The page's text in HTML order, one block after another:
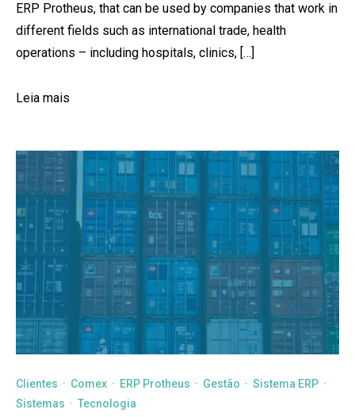
ERP Protheus, that can be used by companies that work in
different fields such as international trade, health
operations – including hospitals, clinics, […]
Leia mais
Clientes · Comex · ERP Protheus · Gestão · Sistema ERP ·
Sistemas · Tecnologia